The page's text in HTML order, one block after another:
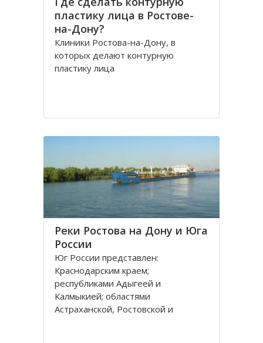
пластику лица в Ростове-
на-Дону?
Клиники Ростова-на-Дону, в
которых делают контурную
пластику лица
Реки Ростова на Дону и Юга
России
Юг России представлен:
Краснодарским краем;
республиками Адыгеей и
Калмыкией; областями
Астраханской, Ростовской и